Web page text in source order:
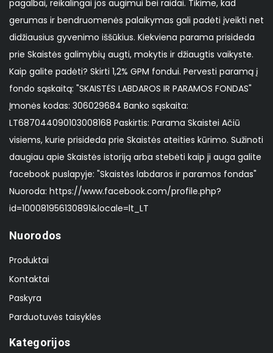
pagalbai, reikalingai jos augimui bei raidai. Tikime, kad
gerumas ir bendruomenės palaikymas gali padėti įveikti net
didžiausius gyvenimo iššūkius. Kiekviena parama prisideda
prie Skaistės galimybių augti, mokytis ir džiaugtis vaikyste.
Kaip galite padėti? Skirti 1,2% GPM fondui. Pervesti paramą į
fondo sąskaitą: "SKAISTĖS LABDAROS IR PARAMOS FONDAS"
Įmonės kodas: 306029684 Banko sąskaita:
LT687044090103008168 Paskirtis: Parama Skaistei Ačiū
visiems, kurie prisideda prie Skaistės ateities kūrimo. Sužinoti
daugiau apie Skaistės istoriją arba stebėti kaip ji auga galite
facebook puslapyje: "Skaistės labdaros ir paramos fondas"
Nuoroda: https://www.facebook.com/profile.php?
id=100081956130891&locale=lt_LT
Nuorodos
Produktai
Kontaktai
Paskyra
Parduotuvės taisyklės
Kategorijos